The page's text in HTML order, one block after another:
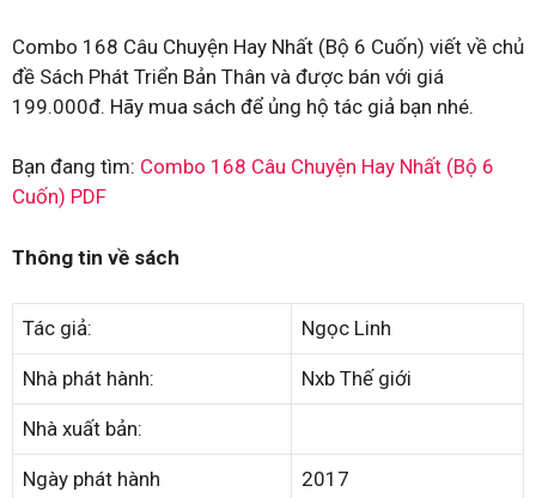
Combo 168 Câu Chuyện Hay Nhất (Bộ 6 Cuốn) viết về chủ
đề Sách Phát Triển Bản Thân và được bán với giá
199.000đ. Hãy mua sách để ủng hộ tác giả bạn nhé.
Bạn đang tìm: Combo 168 Câu Chuyện Hay Nhất (Bộ 6
Cuốn) PDF
Thông tin về sách
Tác giả: Ngọc Linh
Nhà phát hành: Nxb Thế giới
Nhà xuất bản:
Ngày phát hành 2017